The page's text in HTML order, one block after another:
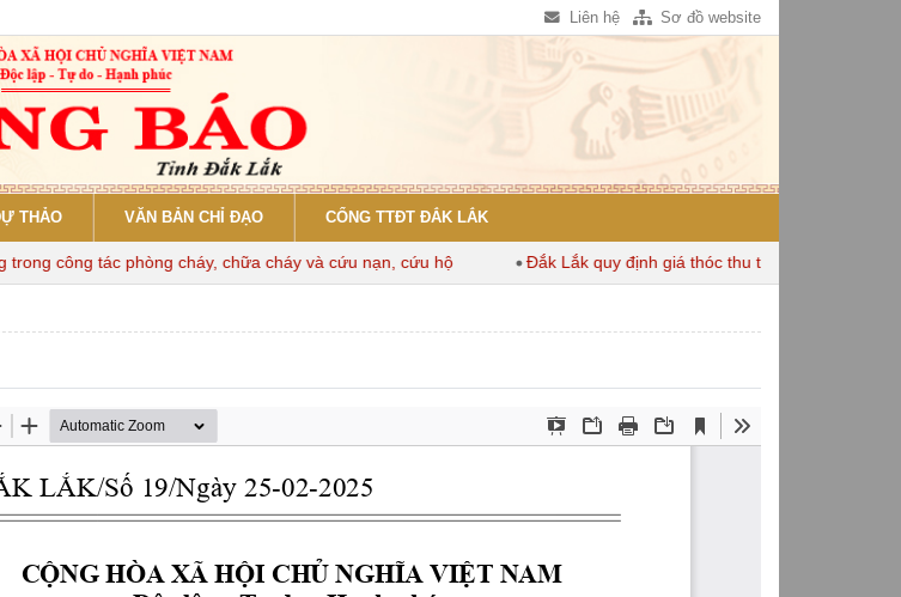
Liên hệ Sơ đồ website
THẢO VĂN BẢN CHỈ ĐẠO CỔNG TTĐT ĐẮK LẮK
công tác phòng cháy, chữa cháy và cứu nạn, cứu hộ Đắk Lắk quy định giá thóc thu thuế dùng để tính